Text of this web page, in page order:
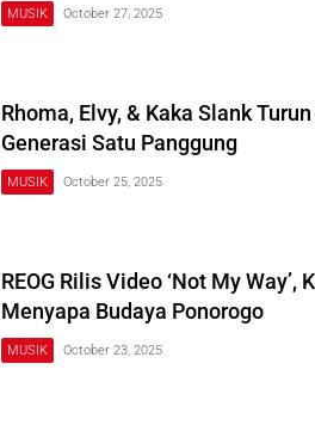
MUSIK October 27, 2025
Rhoma, Elvy, & Kaka Slank
Generasi Satu Panggung
MUSIK October 25, 2025
REOG Rilis Video ‘Not My
Menyapa Budaya Ponorogo
MUSIK October 23, 2025